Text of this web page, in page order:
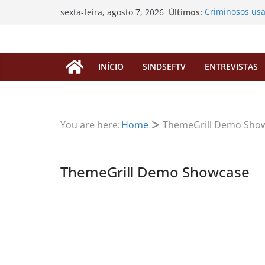
sexta-feira, agosto 7, 2026 Últimos: Criminosos
EDITAL DE
SINDSEF/RO
Atualização
INÍCIO SINDSEFTV ENTREVISTAS
You are here:Home ThemeGrill Demo
ThemeGrill Demo Showcase